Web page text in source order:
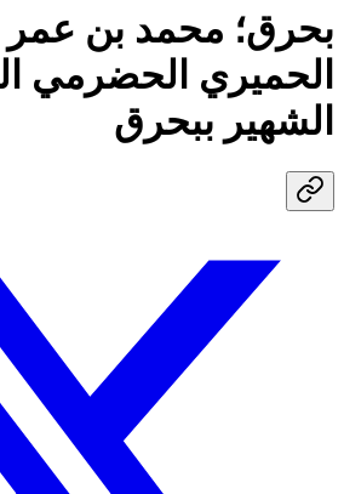
بحرق؛ محمد بن عمر
الحميري الحضرمي
الشهير ببحرق